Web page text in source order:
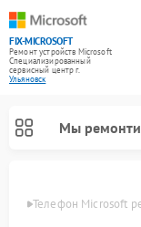
FIX-MICROSOFT
Ремонт устройств Microsoft
Специализированный
cервисный центр г.
Ульяновск
Мы
Телефон Microsoft